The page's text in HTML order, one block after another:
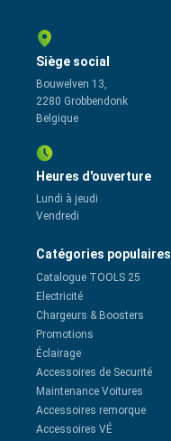
Siège social
Bouwelven 13,
2280 Grobbendonk
Belgique
Heures d'ouverture
Lundi à jeudi
Vendredi
Catégories populaires
Catalogue TOOLS 25
Electricité
Chargeurs & Boosters
Promotions
Éclairage
Accessoires de Securité
Maintenance Voitures
Accessoires remorque
Accessoires VÉ